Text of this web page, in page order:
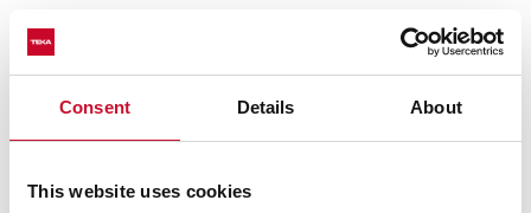
Consent Details About
This website uses cookies
توصيل كهربائي